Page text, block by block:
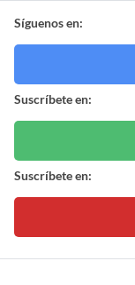
Síguenos en:
Suscríbete en:
Suscríbete en: